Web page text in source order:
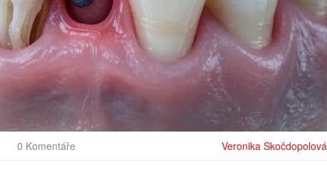
0 Komentáře Veronika Skočdopolová